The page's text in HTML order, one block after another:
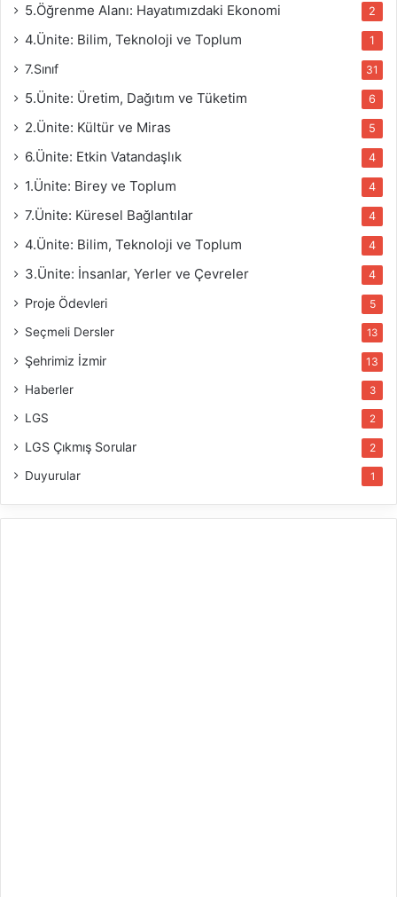
5.Öğrenme Alanı: Hayatımızdaki Ekonomi 2
4.Ünite: Bilim, Teknoloji ve Toplum 1
7.Sınıf 31
5.Ünite: Üretim, Dağıtım ve Tüketim 6
2.Ünite: Kültür ve Miras 5
6.Ünite: Etkin Vatandaşlık 4
1.Ünite: Birey ve Toplum 4
7.Ünite: Küresel Bağlantılar 4
4.Ünite: Bilim, Teknoloji ve Toplum 4
3.Ünite: İnsanlar, Yerler ve Çevreler 4
Proje Ödevleri 5
Seçmeli Dersler 13
Şehrimiz İzmir 13
Haberler 3
LGS 2
LGS Çıkmış Sorular 2
Duyurular 1